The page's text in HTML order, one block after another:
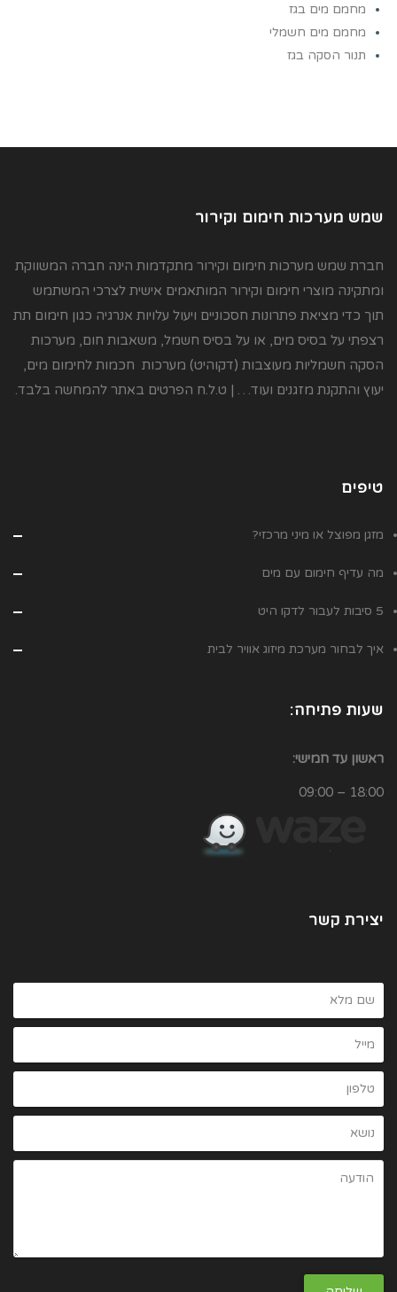
מחמם מים בגז
מחמם מים חשמלי
תנור הסקה בגז
שמש מערכות חימום וקירור
חברת שמש מערכות חימום וקירור מתקדמות הינה חברה המשווקת
ומתקינה מוצרי חימום וקירור המותאמים אישית לצרכי המשתמש
תוך כדי מציאת פתרונות חסכוניים ויעול עלויות אנרגיה כגון חימום תת
רצפתי על בסיס מים, או על בסיס חשמל, משאבות חום, מערכות
הסקה חשמליות מעוצבות (דקוהיט) מערכות חכמות לחימום מים,
יעוץ והתקנת מזגנים ועוד… | ט.ל.ח הפרטים באתר להמחשה בלבד.
טיפים
מזגן מפוצל או מיני מרכזי?
מה עדיף חימום עם מים
5 סיבות לעבור לדקו היט
איך לבחור מערכת מיזוג אוויר לבית
שעות פתיחה:
ראשון עד חמישי:
18:00 – 09:00
יצירת קשר